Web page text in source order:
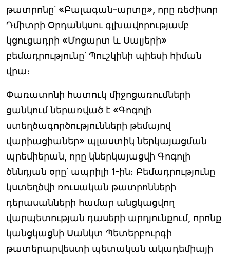
թատրոնը՝ «Բալագան-արտը», որը ռեժիսոր
Դմիտրի Օրդանկսու գլխավորությամբ
կցուցադրի «Մոցարտ և Սալյերի»
բեմադրությունը՝ Պուշկինի պիեսի հիման
վրա։
Փառատոնի հատուկ միջոցառումների
ցանկում ներառված է «Գոգոլի
ստեղծագործությունների թեմայով
վարիացիաներ» պլաստիկ ներկայացման
պրեմիերան, որը կներկայացվի Գոգոլի
ծննդյան օրը՝ ապրիլի 1-ին։ Բեմադրությունը
կստեղծվի ռուսական թատրոնների
դերասանների համար անցկացվող
վարպետության դասերի արդյունքում, որոնք
կանցկացնի Սանկտ Պետերբուրգի
թատերարվեստի պետական ակադեմիայի